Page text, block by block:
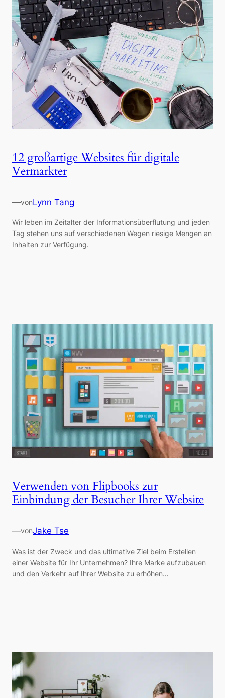
12 großartige Websites für digitale
Vermarkter
—vonLynn Tang
Wir leben im Zeitalter der Informationsüberflutung und jeden
Tag stehen uns auf verschiedenen Wegen riesige Mengen an
Inhalten zur Verfügung.
Verwenden von Flipbooks zur
Einbindung der Besucher Ihrer Website
—vonJake Tse
Was ist der Zweck und das ultimative Ziel beim Erstellen
einer Website für Ihr Unternehmen? Ihre Marke aufzubauen
und den Verkehr auf Ihrer Website zu erhöhen…